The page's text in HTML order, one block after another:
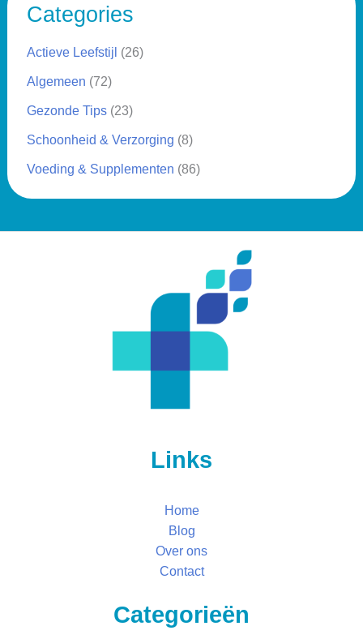
Categories
Actieve Leefstijl (26)
Algemeen (72)
Gezonde Tips(23)
Schoonheid & Verzorging (8)
Voeding & Supplementen (86)
Links
Home
Blog
Over ons
Contact
Categorieën